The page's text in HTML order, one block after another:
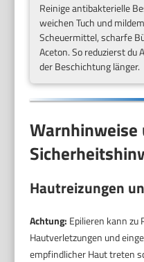
Reinige antibakterielle
weichen Tuch und
Scheuermittel, scharfe
Aceton. So reduzierst du
der Beschichtung länger.
Warnhinweise
Hautreizungen
Achtung: Epilieren kann zu
Hautverletzungen und
empfindlicher Haut treten